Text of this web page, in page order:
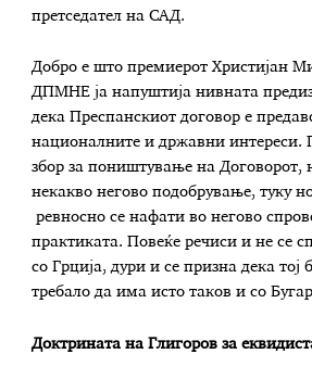
претседател на САД.
Добро е што премиерот Христијан
ДПМНЕ ја напуштија нивната
дека Преспанскиот договор е
националните и државни интереси.
збор за поништување на Договорот,
некакво негово подобрување, туку
ревносно се нафати во негово
практиката. Повеќе речиси и не се
со Грција, дури и се призна дека тој
требало да има исто таков и со
Доктрината на Глигоров за